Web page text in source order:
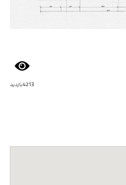
4213 بازدید